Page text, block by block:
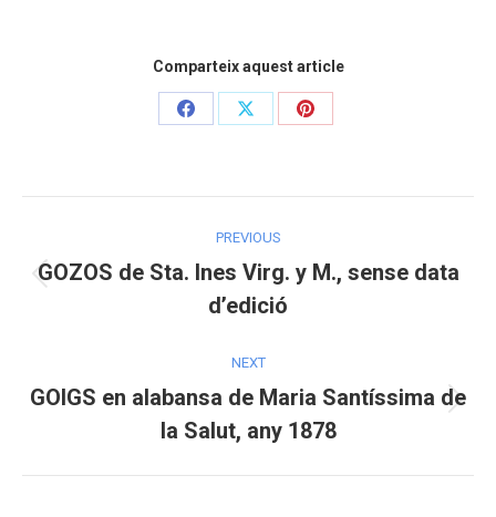
Comparteix aquest article
Share
Share
Share
navigation
PREVIOUS
Previous
post:
GOZOS de Sta. Ines Virg. y M., sense data
d’edició
NEXT
Next
post:
GOIGS en alabansa de Maria Santíssima de
la Salut, any 1878